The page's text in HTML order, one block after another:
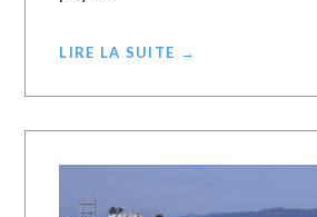
LIRE LA SUITE →